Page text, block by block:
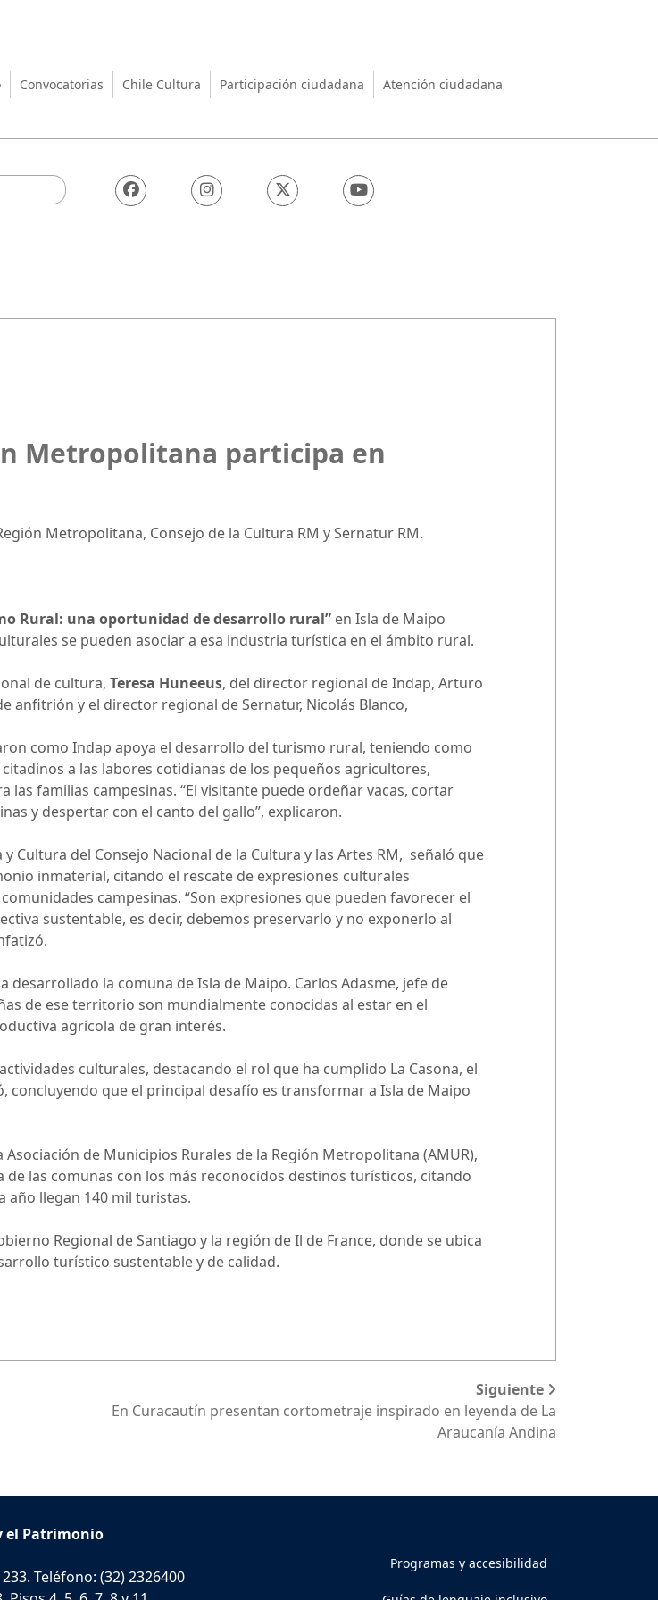
y el Patrimonio
Convocatorias Chile Cultura Participación ciudadana Atención ciudadana
Metropolitana participa en
Metropolitana, Consejo de la Cultura RM y Sernatur RM.
Rural: una oportunidad de desarrollo rural” en Isla de Maipo
se pueden asociar a esa industria turística en el ámbito rural.
de cultura, Teresa Huneeus, del director regional de Indap, Arturo
anfitrión y el director regional de Sernatur, Nicolás Blanco,
como Indap apoya el desarrollo del turismo rural, teniendo como
a las labores cotidianas de los pequeños agricultores,
familias campesinas. “El visitante puede ordeñar vacas, cortar
y despertar con el canto del gallo”, explicaron.
Cultura del Consejo Nacional de la Cultura y las Artes RM, señaló que
inmaterial, citando el rescate de expresiones culturales
campesinas. “Son expresiones que pueden favorecer el
sustentable, es decir, debemos preservarlo y no exponerlo al
la comuna de Isla de Maipo. Carlos Adasme, jefe de
de ese territorio son mundialmente conocidas al estar en el
agrícola de gran interés.
culturales, destacando el rol que ha cumplido La Casona, el
concluyendo que el principal desafío es transformar a Isla de Maipo
de Municipios Rurales de la Región Metropolitana (AMUR),
las comunas con los más reconocidos destinos turísticos, citando
año llegan 140 mil turistas.
Regional de Santiago y la región de Il de France, donde se ubica
turístico sustentable y de calidad.
Siguiente
En Curacautín presentan cortometraje inspirado en leyenda de La
Araucanía Andina
el Patrimonio
Teléfono: (32) 2326400
Programas y accesibilidad